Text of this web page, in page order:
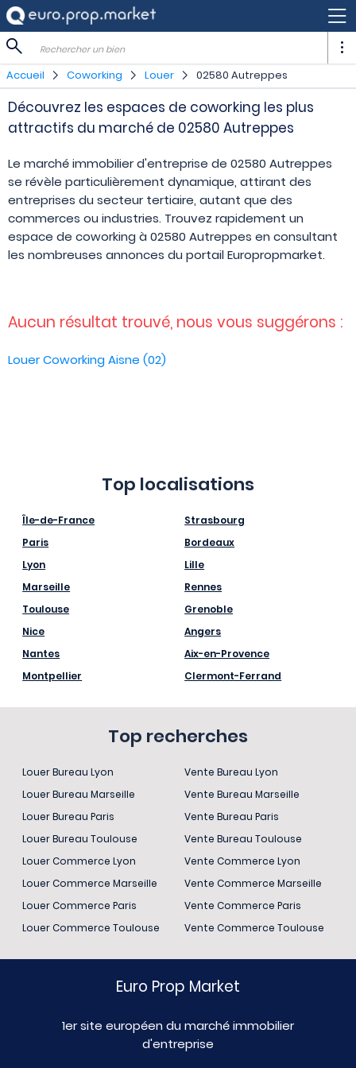
Rechercher un bien
Accueil Coworking Louer 02580 Autreppes
Découvrez les espaces de coworking les plus
attractifs du marché de 02580 Autreppes
Le marché immobilier d'entreprise de 02580 Autreppes
se révèle particulièrement dynamique, attirant des
entreprises du secteur tertiaire, autant que des
commerces ou industries. Trouvez rapidement un
espace de coworking à 02580 Autreppes en consultant
les nombreuses annonces du portail Europropmarket.
Aucun résultat trouvé, nous vous suggérons :
Louer Coworking Aisne (02)
Top localisations
Île-de-France
Paris
Lyon
Marseille
Toulouse
Nice
Nantes
Montpellier
Strasbourg
Bordeaux
Lille
Rennes
Grenoble
Angers
Aix-en-Provence
Clermont-Ferrand
Top recherches
Louer Bureau Lyon
Louer Bureau Marseille
Louer Bureau Paris
Louer Bureau Toulouse
Louer Commerce Lyon
Louer Commerce Marseille
Louer Commerce Paris
Louer Commerce Toulouse
Vente Bureau Lyon
Vente Bureau Marseille
Vente Bureau Paris
Vente Bureau Toulouse
Vente Commerce Lyon
Vente Commerce Marseille
Vente Commerce Paris
Vente Commerce Toulouse
Euro Prop Market
1er site européen du marché immobilier
d'entreprise